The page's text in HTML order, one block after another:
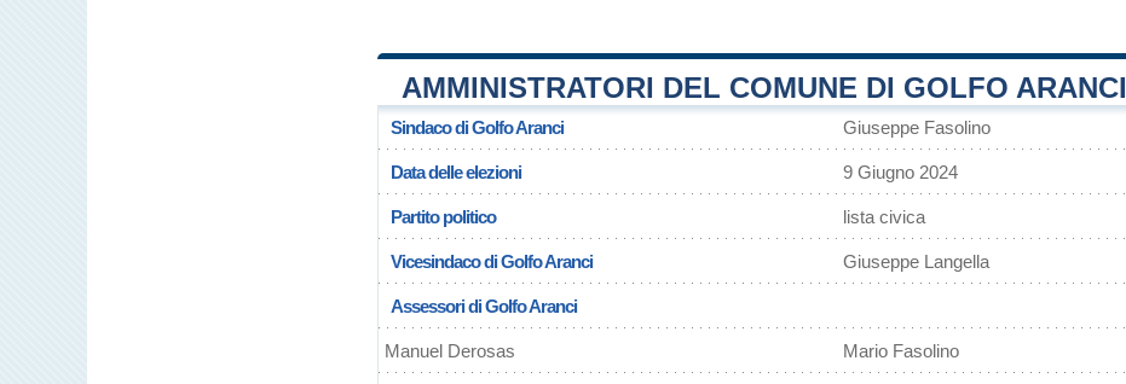
AMMINISTRATORI DEL COMUNE DI GOLFO ARANCI
Sindaco di Golfo Aranci Giuseppe Fasolino
Data delle elezioni 9 Giugno 2024
Partito politico lista civica
Vicesindaco di Golfo Aranci Giuseppe Langella
Assessori di Golfo Aranci
Manuel Derosas Mario Fasolino